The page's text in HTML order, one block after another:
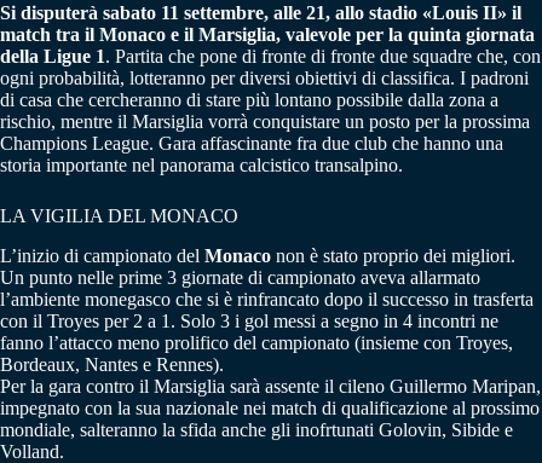
Si disputerà sabato 11 settembre, alle 21, allo stadio «Louis II» il
match tra il Monaco e il Marsiglia, valevole per la quinta giornata
della Ligue 1. Partita che pone di fronte di fronte due squadre che, con
ogni probabilità, lotteranno per diversi obiettivi di classifica. I padroni
di casa che cercheranno di stare più lontano possibile dalla zona a
rischio, mentre il Marsiglia vorrà conquistare un posto per la prossima
Champions League. Gara affascinante fra due club che hanno una
storia importante nel panorama calcistico transalpino.
LA VIGILIA DEL MONACO
L’inizio di campionato del Monaco non è stato proprio dei migliori.
Un punto nelle prime 3 giornate di campionato aveva allarmato
l’ambiente monegasco che si è rinfrancato dopo il successo in trasferta
con il Troyes per 2 a 1. Solo 3 i gol messi a segno in 4 incontri ne
fanno l’attacco meno prolifico del campionato (insieme con Troyes,
Bordeaux, Nantes e Rennes).
Per la gara contro il Marsiglia sarà assente il cileno Guillermo Maripan,
impegnato con la sua nazionale nei match di qualificazione al prossimo
mondiale, salteranno la sfida anche gli inofrtunati Golovin, Sibide e
Volland.